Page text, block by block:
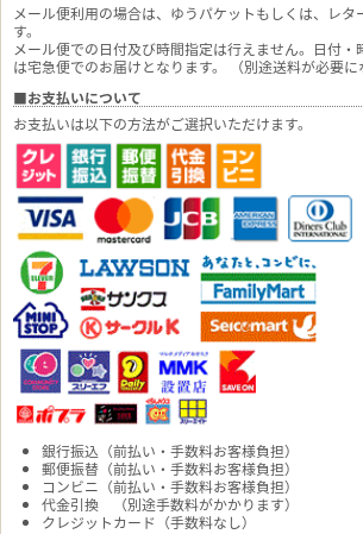
メール便利用の場合は、ゆうパケットもしくは、レタ
す。
メール便での日付及び時間指定は行えません。日付
は宅急便でのお届けとなります。 （別途送料が必要に
■お支払いについて
お支払いは以下の方法がご選択いただけます。
銀行振込（前払い・手数料お客様負担）
郵便振替（前払い・手数料お客様負担）
コンビニ（前払い・手数料お客様負担）
代金引換 （別途手数料がかかります）
クレジットカード（手数料なし）